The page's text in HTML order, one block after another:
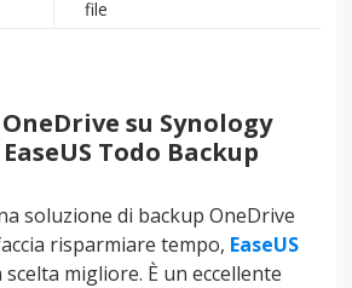
file
su Synology
Todo Backup
soluzione di backup OneDrive
risparmiare tempo, EaseUS
scelta migliore. È un eccellente